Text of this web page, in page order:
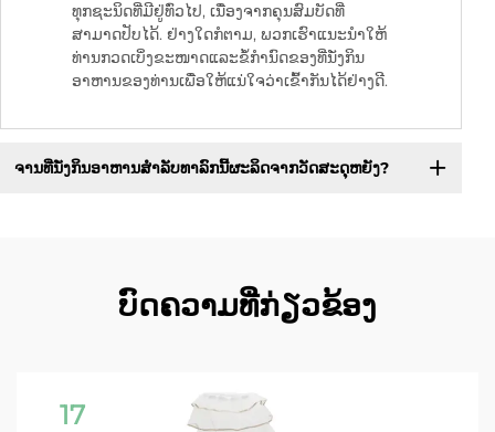
ທຸກຊະນິດທີ່ມີຢູ່ທົ່ວໄປ, ເນື່ອງຈາກຄຸນສົມບັດທີ່
ສາມາດປັບໄດ້. ຢ່າງໃດກໍຕາມ, ພວກເຮົາແນະນຳໃຫ້
ທ່ານກວດເບິ່ງຂະໜາດແລະຂໍ້ກຳນົດຂອງທີ່ນັ່ງກິນ
ອາຫານຂອງທ່ານເພື່ອໃຫ້ແນ່ໃຈວ່າເຂົ້າກັນໄດ້ຢ່າງດີ.
ຈານທີ່ນັ່ງກິນອາຫານສຳລັບທາລົກນີ້ຜະລິດຈາກວັດສະດຸຫຍັງ?
ບົດຄວາມທີ່ກ່ຽວຂ້ອງ
17